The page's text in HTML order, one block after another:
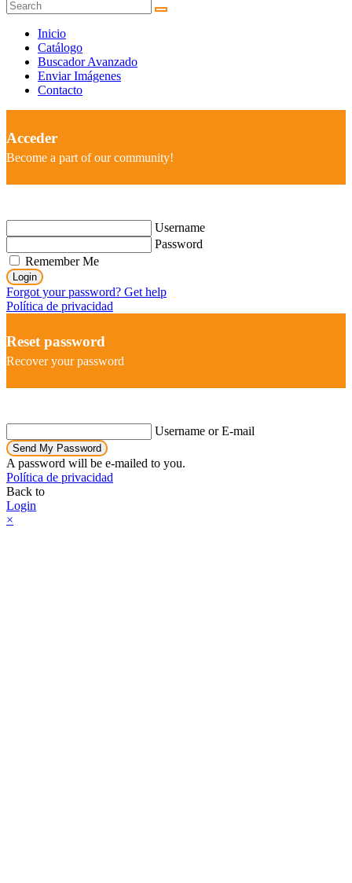
Inicio
Catálogo
Buscador Avanzado
Enviar Imágenes
Contacto
Acceder
Become a part of our community!
Username
Password
Remember Me
Login
Forgot your password? Get help
Política de privacidad
Reset password
Recover your password
Username or E-mail
Send My Password
A password will be e-mailed to you.
Política de privacidad
Back to
Login
×